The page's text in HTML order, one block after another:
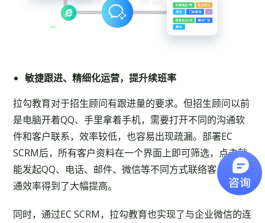
敏捷跟进、精细化运营，提升续班率
拉勾教育对于招生顾问有跟进量的要求。但招生顾问以前
是电脑开着QQ、手里拿着手机，需要打开不同的沟通软
件和客户联系，效率较低，也容易出现疏漏。部署EC
SCRM后，所有客户资料在一个界面上即可筛选，点击就
能发起QQ、电话、邮件、微信等不同方式联络客户，沟
通效率得到了大幅提高。
同时，通过EC SCRM，拉勾教育也实现了与企业微信的连